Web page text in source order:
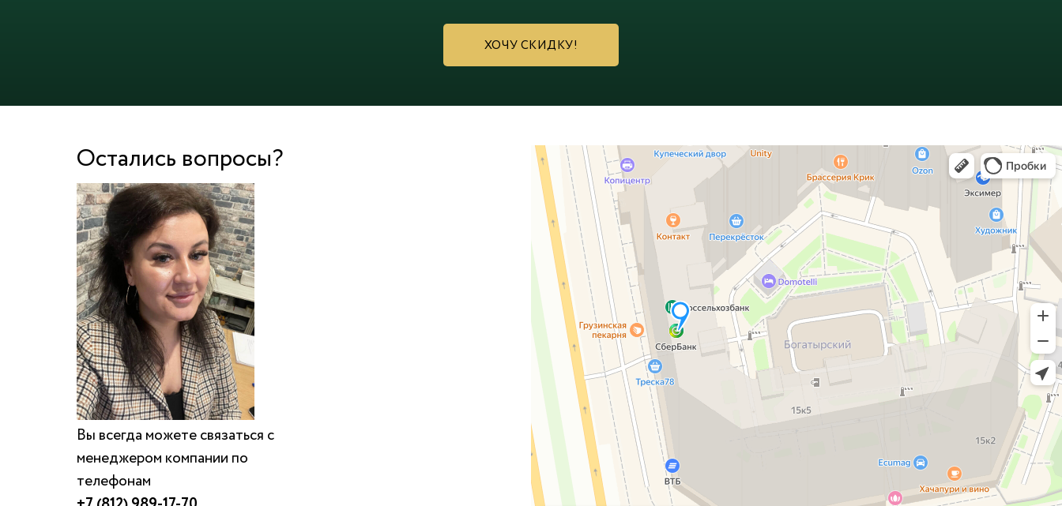
ХОЧУ СКИДКУ!
Остались вопросы?
Вы всегда можете связаться с
менеджером компании по
телефонам